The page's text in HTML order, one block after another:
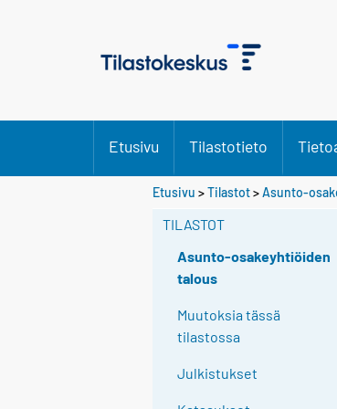
Etusivu Tilastotieto
Etusivu >Tilastot>Asunto-
TILASTOT
Asunto-osakeyhtiöiden
talous
Muutoksia tässä
tilastossa
Julkistukset